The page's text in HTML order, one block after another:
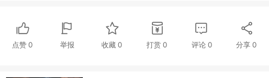
点赞 0 举报 收藏0 打赏 0 评论 0 分享0